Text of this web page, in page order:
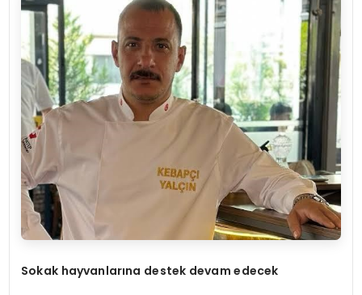
Sokak hayvanlarına destek devam edecek